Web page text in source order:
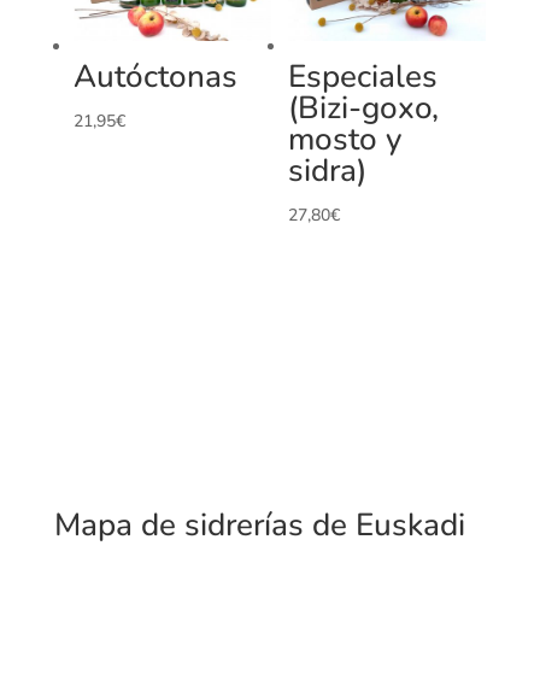
Autóctonas
21,95€
Especiales
(Bizi-goxo,
mosto y
sidra)
27,80€
Mapa de sidrerías de Euskadi